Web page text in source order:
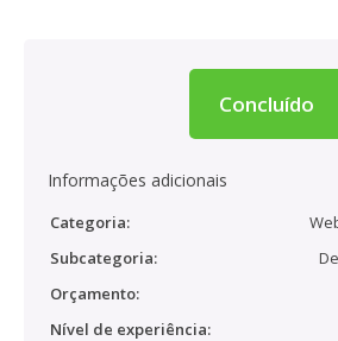
Concluído
Informações adicionais
Categoria:
Subcategoria:
Orçamento:
Nível de experiência: